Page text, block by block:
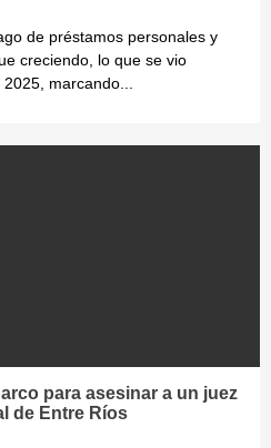
de préstamos personales y
creciendo, lo que se vio
marcando...
para asesinar a un juez
de Entre Ríos